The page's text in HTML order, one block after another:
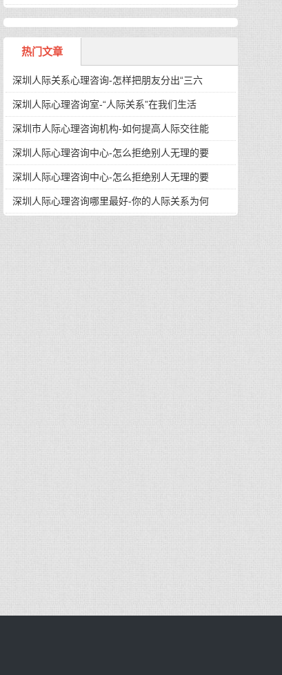
热门文章
深圳人际关系心理咨询-怎样把朋友分出“三六
深圳人际心理咨询室-“人际关系”在我们生活
深圳市人际心理咨询机构-如何提高人际交往能
深圳人际心理咨询中心-怎么拒绝别人无理的要
深圳人际心理咨询中心-怎么拒绝别人无理的要
深圳人际心理咨询哪里最好-你的人际关系为何